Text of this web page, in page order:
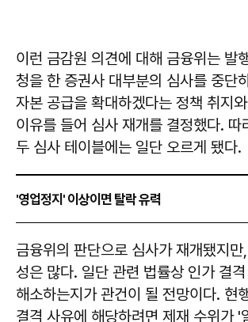
이런 금감원 의견에 대해 금융위는 발
청을 한 증권사 대부분의 심사를 중단
자본 공급을 확대하겠다는 정책 취지
이유를 들어 심사 재개를 결정했다.
두 심사 테이블에는 일단 오르게 됐다.
'영업정지' 이상이면 탈락 유력
금융위의 판단으로 심사가 재개됐지만
성은 많다. 일단 관련 법률상 인가 결
해소하는지가 관건이 될 전망이다. 현
결격 사유에 해당하려면 제재 수위가 '